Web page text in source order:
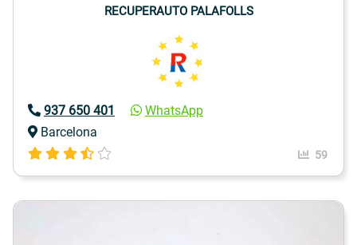
RECUPERAUTO PALAFOLLS
937 650 401
WhatsApp
Barcelona
59